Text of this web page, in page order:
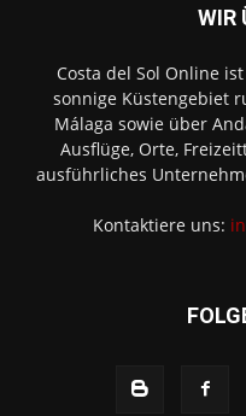
WIR
Costa del Sol Online
sonnige Küstengebiet
Málaga sowie über
Ausflüge, Orte,
ausführliches
Kontaktiere uns: